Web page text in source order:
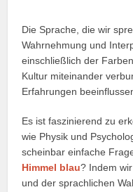
Die Sprache, die wir
Wahrnehmung und
einschließlich der
Kultur miteinander
Erfahrungen
Es ist faszinierend zu
wie Physik und
scheinbar einfache
Himmel blau? Indem
und der sprachlichen